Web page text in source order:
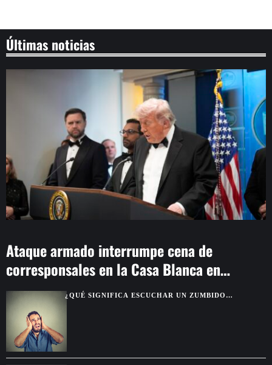
Últimas noticias
Ataque armado interrumpe cena de
corresponsales en la Casa Blanca en
Washington¿QUÉ SIGNIFICA ESCUCHAR UN ZUMBIDO